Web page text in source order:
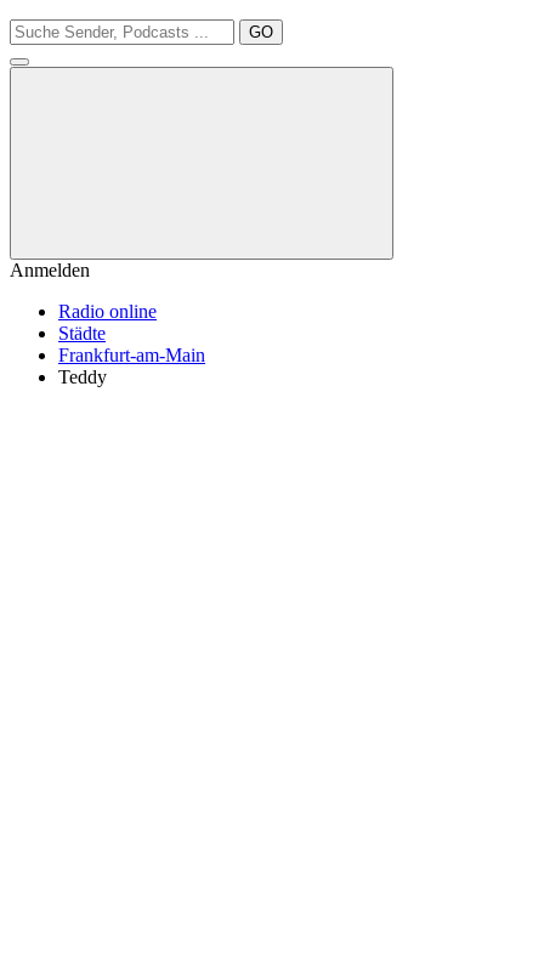
GO
Anmelden
Radio online
Städte
Frankfurt-am-Main
Teddy